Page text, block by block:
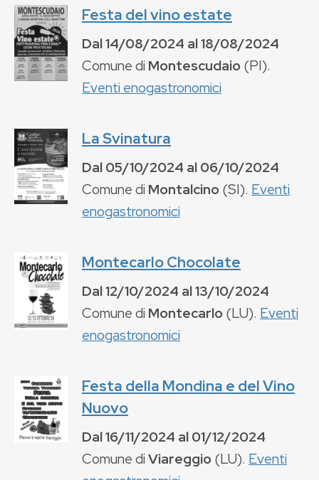
Festa del vino estate
Dal14/08/2024 al18/08/2024
Comune di Montescudaio(PI).
Eventi enogastronomici
La Svinatura
Dal05/10/2024 al06/10/2024
Comune di Montalcino(SI). Eventi
enogastronomici
Montecarlo Chocolate
Dal12/10/2024 al13/10/2024
Comune di Montecarlo(LU). Eventi
enogastronomici
Festa della Mondina e del Vino
Nuovo
Dal16/11/2024 al01/12/2024
Comune diViareggio(LU). Eventi